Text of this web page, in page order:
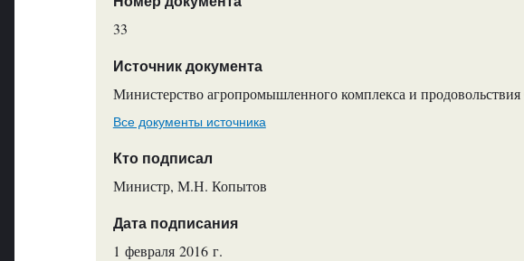
33
Источник документа
Министерство агропромышленного комплекса и продовольствия
Все документы источника
Кто подписал
Министр, М.Н. Копытов
Дата подписания
1 февраля 2016 г.